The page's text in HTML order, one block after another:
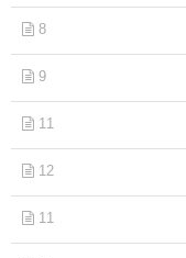
8
9
11
12
11